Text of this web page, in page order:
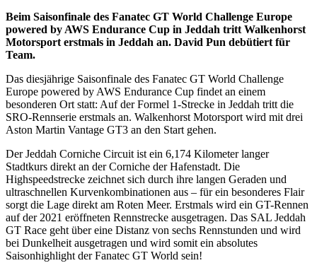
Beim Saisonfinale des Fanatec GT World Challenge Europe
powered by AWS Endurance Cup in Jeddah tritt Walkenhorst
Motorsport erstmals in Jeddah an. David Pun debütiert für
Team.
Das diesjährige Saisonfinale des Fanatec GT World Challenge
Europe powered by AWS Endurance Cup findet an einem
besonderen Ort statt: Auf der Formel 1-Strecke in Jeddah tritt die
SRO-Rennserie erstmals an. Walkenhorst Motorsport wird mit drei
Aston Martin Vantage GT3 an den Start gehen.
Der Jeddah Corniche Circuit ist ein 6,174 Kilometer langer
Stadtkurs direkt an der Corniche der Hafenstadt. Die
Highspeedstrecke zeichnet sich durch ihre langen Geraden und
ultraschnellen Kurvenkombinationen aus – für ein besonderes Flair
sorgt die Lage direkt am Roten Meer. Erstmals wird ein GT-Rennen
auf der 2021 eröffneten Rennstrecke ausgetragen. Das SAL Jeddah
GT Race geht über eine Distanz von sechs Rennstunden und wird
bei Dunkelheit ausgetragen und wird somit ein absolutes
Saisonhighlight der Fanatec GT World sein!